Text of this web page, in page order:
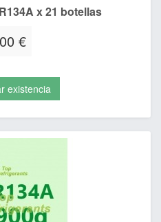
x 21 botellas
€
existencia